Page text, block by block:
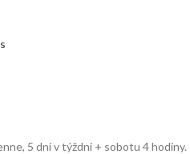
5 dní v týždni + sobotu 4 hodiny.